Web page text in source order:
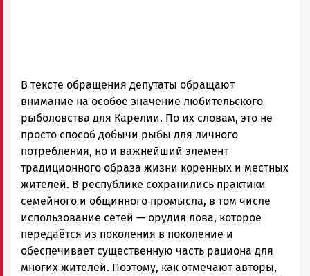
В тексте обращения депутаты обращают
внимание на особое значение любительского
рыболовства для Карелии. По их словам, это не
просто способ добычи рыбы для личного
потребления, но и важнейший элемент
традиционного образа жизни коренных и местных
жителей. В республике сохранились практики
семейного и общинного промысла, в том числе
использование сетей — орудия лова, которое
передаётся из поколения в поколение и
обеспечивает существенную часть рациона для
многих жителей. Поэтому, как отмечают авторы,